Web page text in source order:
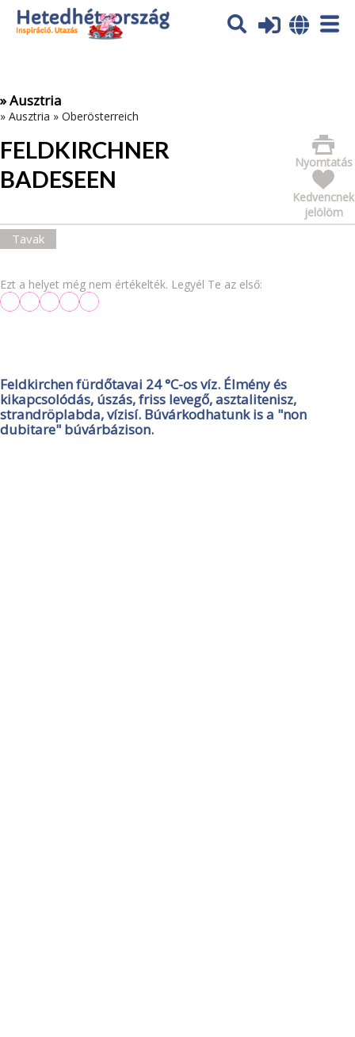
Az oldal sütiket (cookies) használ. További tájékoztatás itt:
Adatvédelmi tájékoztató
» Ausztria
» Ausztria » Oberösterreich
FELDKIRCHNER
BADESEEN
Nyomtatás
Kedvencnek
jelölöm
Tavak
Ezt a helyet még nem értékelték. Legyél Te az első:
Feldkirchen fürdőtavai 24 °C-os víz. Élmény és
kikapcsolódás, úszás, friss levegő, asztalitenisz,
strandröplabda, vízisí. Búvárkodhatunk is a "non
dubitare" búvárbázison.